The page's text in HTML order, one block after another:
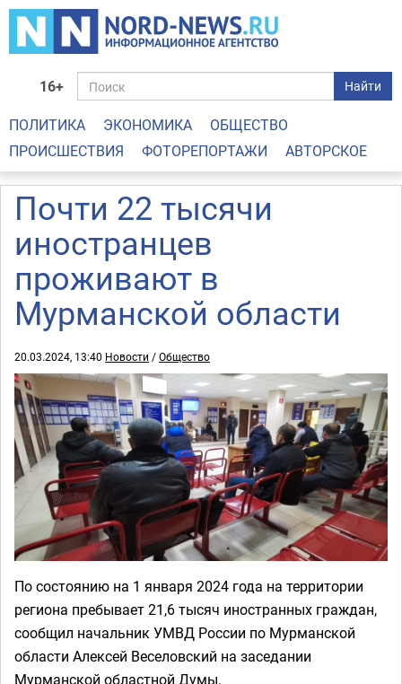
16+ Найти
ПОЛИТИКА ЭКОНОМИКА
ОБЩЕСТВО
ПРОИСШЕСТВИЯ
ФОТОРЕПОРТАЖИ АВТОРСКОЕ
Почти 22 тысячи
иностранцев
проживают в
Мурманской области
20.03.2024, 13:40 Новости /Общество
По состоянию на 1 января 2024 года на территории
региона пребывает 21,6 тысяч иностранных граждан,
сообщил начальник УМВД России по Мурманской
области Алексей Веселовский на заседании
Мурманской областной Думы.